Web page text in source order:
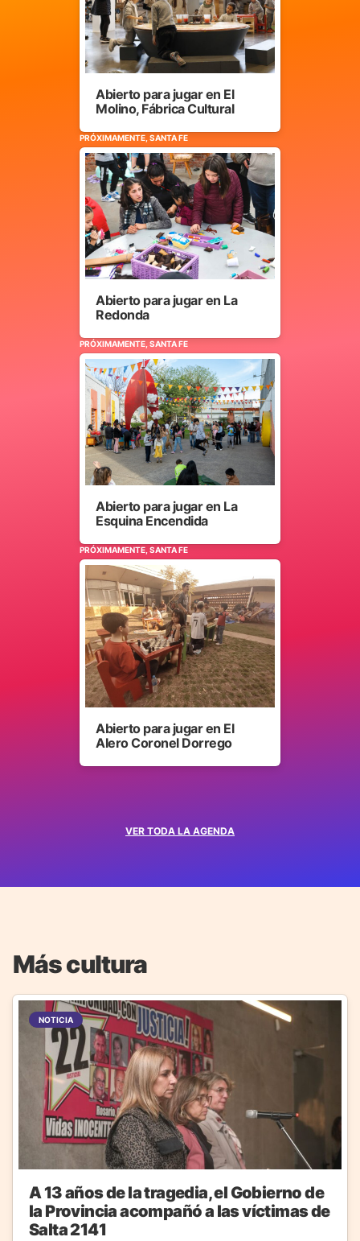
VER TODA LA AGENDA
Abierto para jugar en El
Molino, Fábrica Cultural
PRÓXIMAMENTE, SANTA FE
Abierto para jugar en La
Redonda
PRÓXIMAMENTE, SANTA FE
Abierto para jugar en La
Esquina Encendida
PRÓXIMAMENTE, SANTA FE
Abierto para jugar en El
Alero Coronel Dorrego
Más cultura
NOTICIA
A 13 años de la tragedia, el Gobierno de
la Provincia acompañó a las víctimas de
Salta 2141